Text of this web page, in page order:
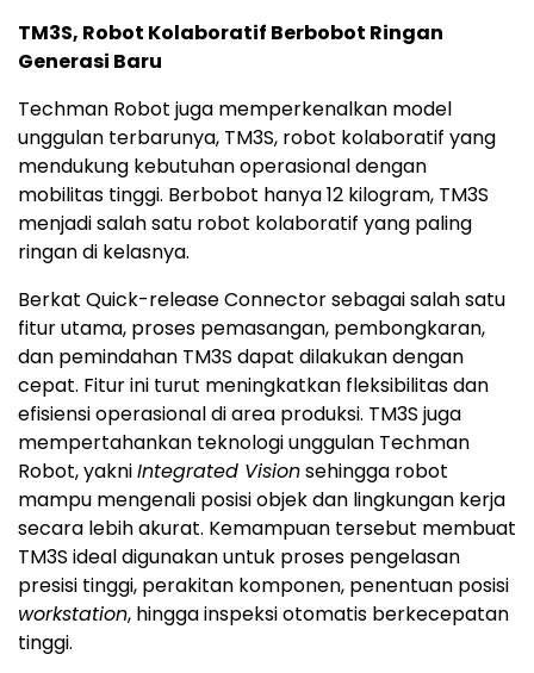
TM3S, Robot Kolaboratif Berbobot Ringan
Generasi Baru
Techman Robot juga memperkenalkan model
unggulan terbarunya, TM3S, robot kolaboratif yang
mendukung kebutuhan operasional dengan
mobilitas tinggi. Berbobot hanya 12 kilogram, TM3S
menjadi salah satu robot kolaboratif yang paling
ringan di kelasnya.
Berkat Quick-release Connector sebagai salah satu
fitur utama, proses pemasangan, pembongkaran,
dan pemindahan TM3S dapat dilakukan dengan
cepat. Fitur ini turut meningkatkan fleksibilitas dan
efisiensi operasional di area produksi. TM3S juga
mempertahankan teknologi unggulan Techman
Robot, yakniIntegrated Visionsehingga robot
mampu mengenali posisi objek dan lingkungan kerja
secara lebih akurat. Kemampuan tersebut membuat
TM3S ideal digunakan untuk proses pengelasan
presisi tinggi, perakitan komponen, penentuan posisi
workstation, hingga inspeksi otomatis berkecepatan
tinggi.